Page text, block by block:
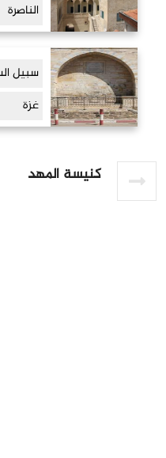
الناصرة
سبيل
غزة
كنيسة المهد